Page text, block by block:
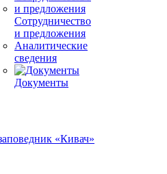
Сотрудничество
и предложения
Аналитические
сведения
Документы